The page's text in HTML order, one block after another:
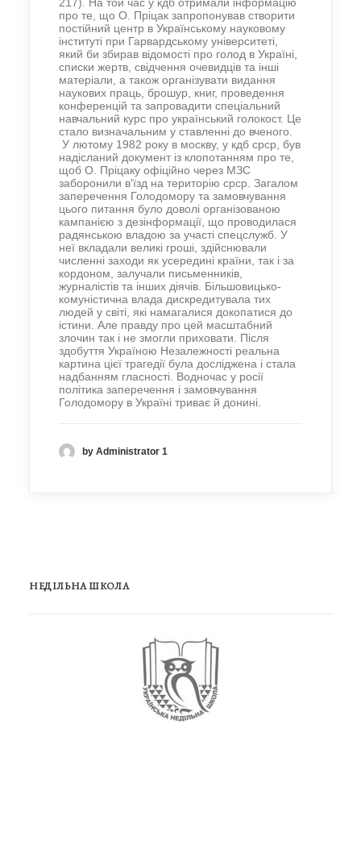
про те, що О. Пріцак запропонував створити
постійний центр в Українському науковому
інституті при Гарвардському університеті,
який би збирав відомості про голод в Україні,
списки жертв, свідчення очевидців та інші
матеріали, а також організувати видання
наукових праць, брошур, книг, проведення
конференцій та запровадити спеціальний
навчальний курс про український голокост. Це
стало визначальним у ставленні до вченого.
У лютому 1982 року в москву, у кдб срср, був
надісланий документ із клопотанням про те,
щоб О. Пріцаку офіційно через МЗС
заборонили в'їзд на територію срср. Загалом
заперечення Голодомору та замовчування
цього питання було доволі організованою
кампанією з дезінформації, що проводилася
радянською владою за участі спецслужб. У
неї вкладали великі гроші, здійснювали
численні заходи як усередині країни, так і за
кордоном, залучали письменників,
журналістів та інших діячів. Більшовицько-
комуністична влада дискредитувала тих
людей у світі, які намагалися докопатися до
істини. Але правду про цей масштабний
злочин так і не змогли приховати. Після
здобуття Україною Незалежності реальна
картина цієї трагедії була досліджена і стала
надбанням гласності. Водночас у росії
політика заперечення і замовчування
Голодомору в Україні триває й донині.
by Administrator 1
НЕДІЛЬНА ШКОЛА